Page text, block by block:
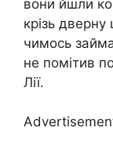
вони йшли
крізь
чимось
не помітив
Лії.